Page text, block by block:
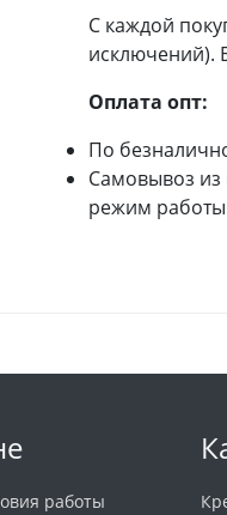
С каждой
исключений).
Оплата опт:
По
Самовывоз из
режим
работы